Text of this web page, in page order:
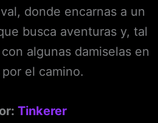
donde encarnas a un
busca aventuras y, tal
algunas damiselas en
el camino.
Tinkerer